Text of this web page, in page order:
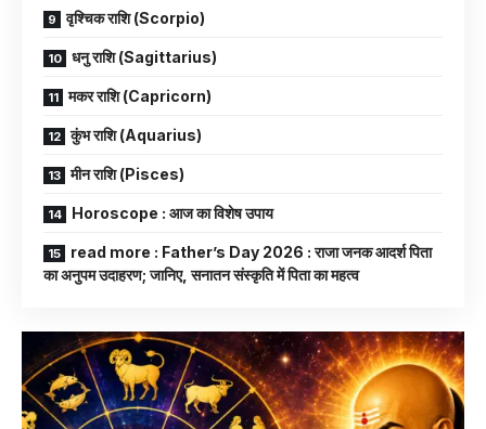
वृश्चिक राशि (Scorpio)
धनु राशि (Sagittarius)
मकर राशि (Capricorn)
कुंभ राशि (Aquarius)
मीन राशि (Pisces)
Horoscope : आज का विशेष उपाय
read more : Father’s Day 2026 : राजा जनक आदर्श पिता
का अनुपम उदाहरण; जानिए, सनातन संस्कृति में पिता का महत्व